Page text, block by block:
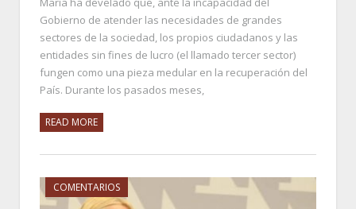
Gobierno de atender las necesidades de grandes
sectores de la sociedad, los propios ciudadanos y las
entidades sin fines de lucro (el llamado tercer sector)
fungen como una pieza medular en la recuperación del
País. Durante los pasados meses,
READ MORE
COMENTARIOS